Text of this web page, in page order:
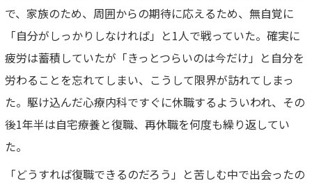
で、家族のため、周囲からの期待に応えるため、無自覚に
「自分がしっかりしなければ」と1人で戦っていた。確実に
疲労は蓄積していたが「きっとつらいのは今だけ」と自分を
労わることを忘れてしまい、こうして限界が訪れてしまっ
た。駆け込んだ心療内科ですぐに休職するよういわれ、その
後1年半は自宅療養と復職、再休職を何度も繰り返してい
た。
「どうすれば復職できるのだろう」と苦しむ中で出会ったの